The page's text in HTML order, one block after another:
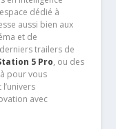
dédié à
aussi bien aux
et de
trailers de
5 Pro, ou des
pour vous
avec